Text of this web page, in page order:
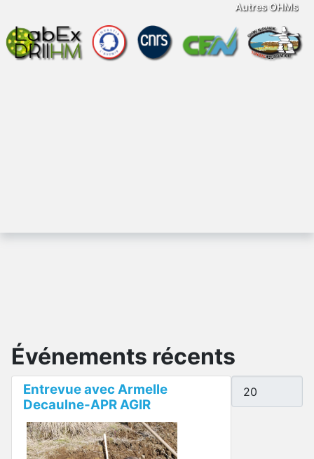
Autres OHMs
Événements récents
Entrevue avec Armelle
Decaulne-APR AGIR